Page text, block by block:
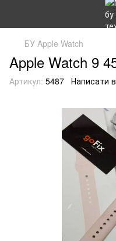
БУ Apple Watch
Apple Watch 9
Артикул: 5487 Написати